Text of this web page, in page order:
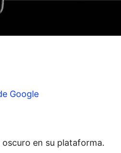
Google
en su plataforma.